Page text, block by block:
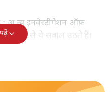
: अ न्यू इनवेस्टीगेशन ऑफ़
किताब से ये सवाल उठते हैं।